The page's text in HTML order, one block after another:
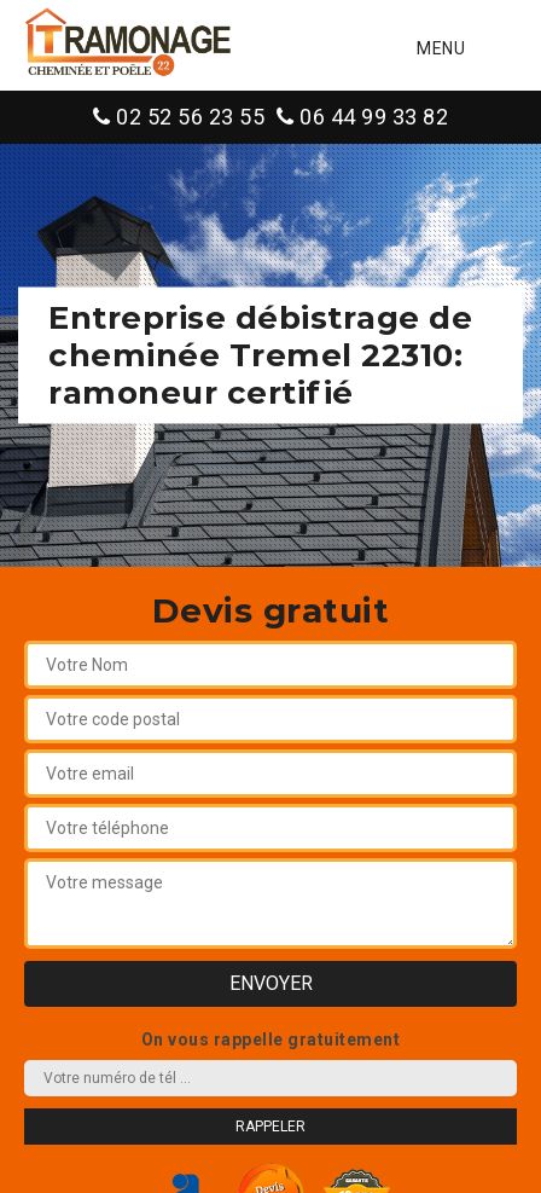
MENU
02 52 56 23 55 06 44 99 33 82
Entreprise débistrage de
cheminée Tremel 22310:
ramoneur certifié
Devis gratuit
On vous rappelle gratuitement